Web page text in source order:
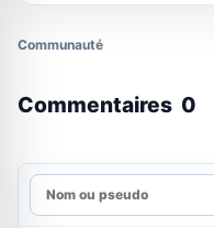
Communauté
Commentaires 0